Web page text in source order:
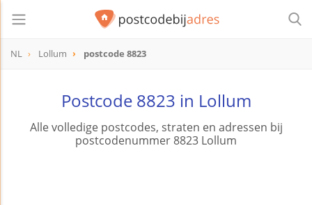
NL Lollum postcode 8823
Postcode 8823 in Lollum
Alle volledige postcodes, straten en adressen bij
postcodenummer 8823 Lollum